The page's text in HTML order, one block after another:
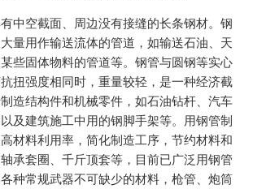
中空截面、周边没有接缝的长条钢材。钢
量用作输送流体的管道，如输送石油、天
些固体物料的管道等。钢管与圆钢等实心
扭强度相同时，重量较轻，是一种经济截
造结构件和机械零件，如石油钻杆、汽车
及建筑施工中用的钢脚手架等。用钢管制
材料利用率，简化制造工序，节约材料和
承套圈、千斤顶套等，目前已广泛用钢管
种常规武器不可缺少的材料，枪管、炮筒